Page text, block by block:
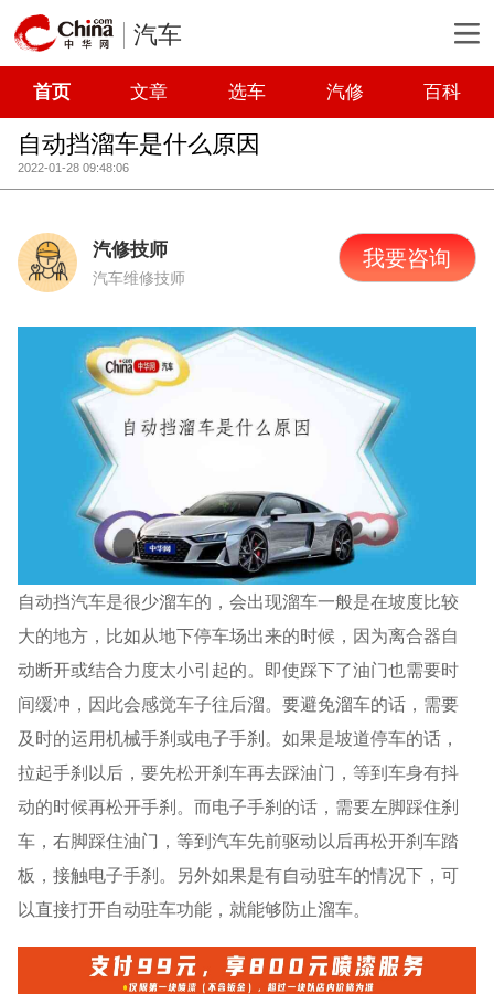
汽车
首页 文章 选车 汽修 百科
自动挡溜车是什么原因
2022-01-28 09:48:06
汽修技师
汽车维修技师
我要咨询
自动挡汽车是很少溜车的，会出现溜车一般是在坡度比较
大的地方，比如从地下停车场出来的时候，因为离合器自
动断开或结合力度太小引起的。即使踩下了油门也需要时
间缓冲，因此会感觉车子往后溜。要避免溜车的话，需要
及时的运用机械手刹或电子手刹。如果是坡道停车的话，
拉起手刹以后，要先松开刹车再去踩油门，等到车身有抖
动的时候再松开手刹。而电子手刹的话，需要左脚踩住刹
车，右脚踩住油门，等到汽车先前驱动以后再松开刹车踏
板，接触电子手刹。另外如果是有自动驻车的情况下，可
以直接打开自动驻车功能，就能够防止溜车。